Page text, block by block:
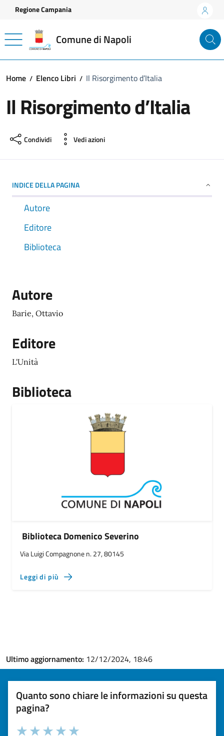
Vai ai contenuti
Vai al footer
Regione Campania
Comune di Napoli
Home Elenco Libri Il Risorgimento d’Italia
Il Risorgimento d’Italia
Condividi Vedi azioni
INDICE DELLA PAGINA
Autore
Editore
Biblioteca
Autore
Barie, Ottavio
Editore
L'Unità
Biblioteca
Biblioteca Domenico Severino
Via Luigi Compagnone n. 27, 80145
Leggi di più
Ultimo aggiornamento: 12/12/2024, 18:46
Quanto sono chiare le informazioni su questa
pagina?
Valuta la chiarezza delle informazioni (da 1 a 5 stelle)
Seleziona il numero di stelle per valutare la chiarezza delle